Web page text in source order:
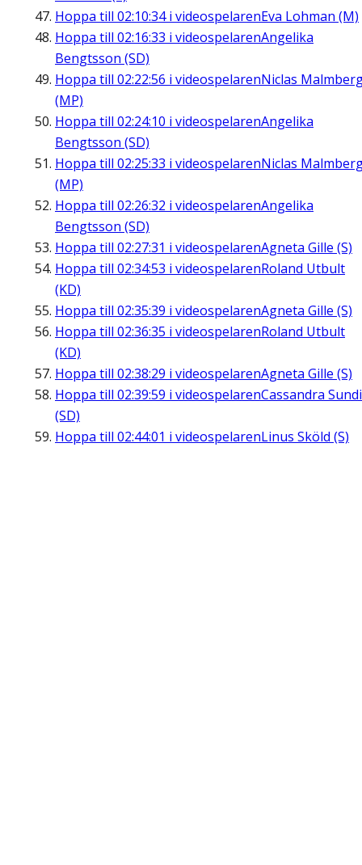
Hoppa till 02:10:34i videospelarenEva Lohman (M)
Hoppa till 02:16:33 i videospelarenAngelika
Bengtsson (SD)
Hoppa till 02:22:56 i videospelarenNiclas
(MP)
Hoppa till 02:24:10 i videospelarenAngelika
Bengtsson (SD)
Hoppa till 02:25:33 i videospelarenNiclas
(MP)
Hoppa till 02:26:32 i videospelarenAngelika
Bengtsson (SD)
Hoppa till 02:27:31 i videospelarenAgneta Gille (S)
Hoppa till 02:34:53 i videospelarenRoland Utbult
(KD)
Hoppa till 02:35:39 i videospelarenAgneta Gille (S)
Hoppa till 02:36:35 i videospelarenRoland Utbult
(KD)
Hoppa till 02:38:29 i videospelarenAgneta Gille (S)
Hoppa till 02:39:59 i videospelarenCassandra
(SD)
Hoppa till 02:44:01 i videospelarenLinus Sköld (S)